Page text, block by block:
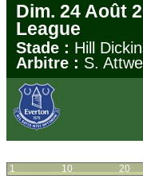
Dim. 24 Août
League
Stade : Hill
Arbitre : S. Attwell
1 10 20